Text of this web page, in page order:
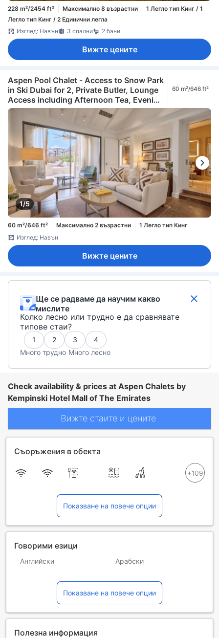
228 m²/2454 ft² Максимално 8 възрастни
1 Легло тип Кинг / 1
Легло тип Кинг / 2 Единични легла
Изглед: Навън
3 спални 2 бани
Вижте цените
Aspen Pool Chalet - Access to Snow Park
in Ski Dubai for 2, Private Butler, Lounge
Access including Afternoon Tea, Evening
Cocktail Hours, Soft Refreshments &
Canapes
60 m²/646 ft²
1/5
60 m²/646 ft² Максимално 2 възрастни
1 Легло тип Кинг
Изглед: Навън
Вижте цените
Ще се радваме да научим какво
мислите
Колко лесно или трудно е да сравнявате
типове стаи?
1 2 3
4
Много трудно Много лесно
Check availability & prices at Aspen Chalets by
Kempinski Hotel Mall of The Emirates
Вижте стаите и цените
Съоръжения в обекта
Показване на повече опции
Говорими езици
Английски Арабски
Китайски (мандарин) Немски
Португалски Руски
Турски
Показване на повече опции
Полезна информация